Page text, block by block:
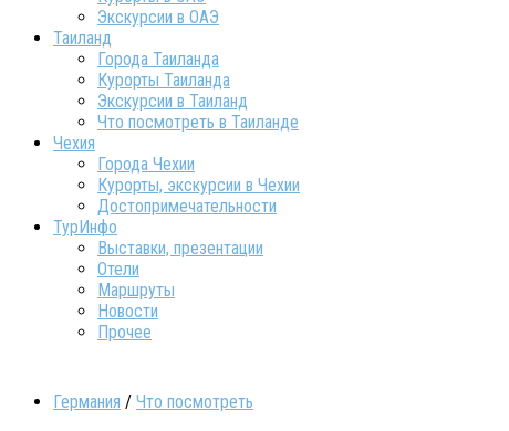
Экскурсии в ОАЭ
Таиланд
Города Таиланда
Курорты Таиланда
Экскурсии в Таиланд
Что посмотреть в Таиланде
Чехия
Города Чехии
Курорты, экскурсии в Чехии
Достопримечательности
ТурИнфо
Выставки, презентации
Отели
Маршруты
Новости
Прочее
Германия / Что посмотреть